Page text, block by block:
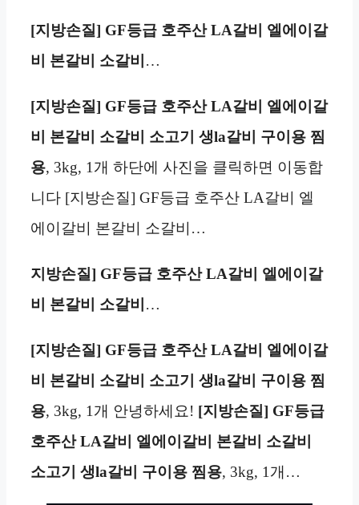
[지방손질] GF등급 호주산 LA갈비 엘에이갈
비 본갈비 소갈비 …
[지방손질] GF등급 호주산 LA갈비 엘에이갈
비 본갈비 소갈비 소고기 생la갈비 구이용 찜
용, 3kg, 1개 하단에 사진을 클릭하면 이동합
니다 [지방손질] GF등급 호주산 LA갈비 엘
에이갈비 본갈비 소갈비…
지방손질] GF등급 호주산 LA갈비 엘에이갈
비 본갈비 소갈비 …
[지방손질] GF등급 호주산 LA갈비 엘에이갈
비 본갈비 소갈비 소고기 생la갈비 구이용 찜
용, 3kg, 1개 안녕하세요! [지방손질] GF등급
호주산 LA갈비 엘에이갈비 본갈비 소갈비
소고기 생la갈비 구이용 찜용, 3kg, 1개…